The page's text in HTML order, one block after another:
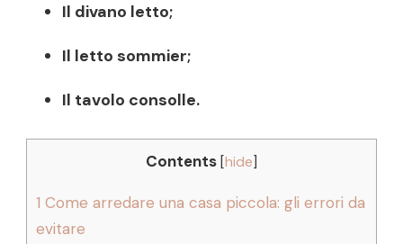
Il divano letto;
Il letto sommier;
Il tavolo consolle.
Contents [hide
1 Come arredare una casa piccola: gli errori da
evitare